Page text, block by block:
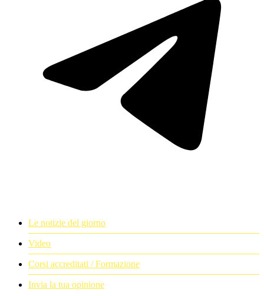
Le notizie del giorno
Video
Corsi accreditati / Formazione
Invia la tua opinione